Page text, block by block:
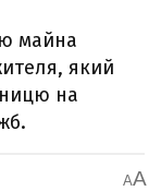
майна
який
на
AA